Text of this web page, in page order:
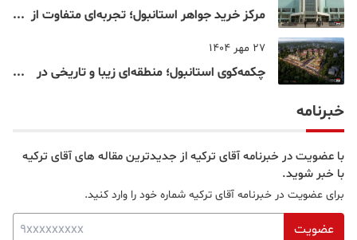
مرکز خرید جواهر استانبول؛ تجربه‌ای متفاوت از
27 مهر 1404
چکمه‌کوی استانبول؛ منطقه‌ای زیبا و تاریخی در
خبرنامه
با عضویت در خبرنامه آقای ترکیه از جدیدترین مقاله های آقای ترکیه
با خبر شوید.
برای عضویت در خبرنامه آقای ترکیه شماره خود را وارد کنید.
عضویت